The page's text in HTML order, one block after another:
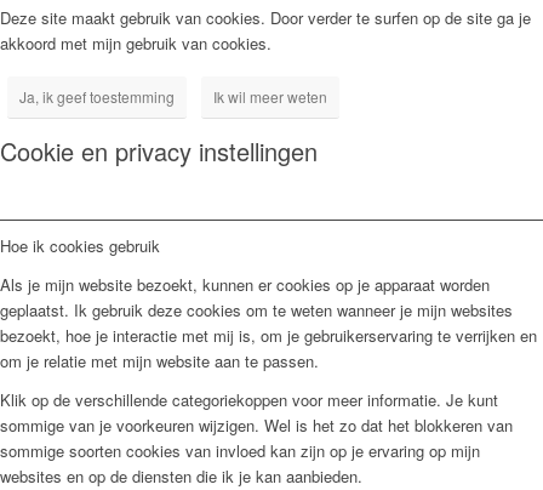
Deze site maakt gebruik van cookies. Door verder te surfen op de site ga je
akkoord met mijn gebruik van cookies.
Ja, ik geef toestemming Ik wil meer weten
Cookie en privacy instellingen
Hoe ik cookies gebruik
Als je mijn website bezoekt, kunnen er cookies op je apparaat worden
geplaatst. Ik gebruik deze cookies om te weten wanneer je mijn websites
bezoekt, hoe je interactie met mij is, om je gebruikerservaring te verrijken en
om je relatie met mijn website aan te passen.
Klik op de verschillende categoriekoppen voor meer informatie. Je kunt
sommige van je voorkeuren wijzigen. Wel is het zo dat het blokkeren van
sommige soorten cookies van invloed kan zijn op je ervaring op mijn
websites en op de diensten die ik je kan aanbieden.